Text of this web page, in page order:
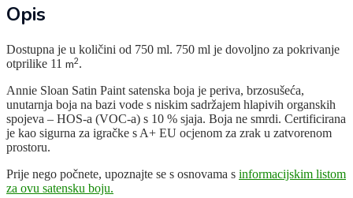
Opis
Dostupna je u količini od 750 ml. 750 ml je dovoljno za pokrivanje
otprilike 11 m2.
Annie Sloan Satin Paint satenska boja je periva, brzosušeća,
unutarnja boja na bazi vode s niskim sadržajem hlapivih organskih
spojeva – HOS-a (VOC-a) s 10 % sjaja. Boja ne smrdi. Certificirana
je kao sigurna za igračke s A+ EU ocjenom za zrak u zatvorenom
prostoru.
Prije nego počnete, upoznajte se s osnovama s informacijskim listom
za ovu satensku boju.